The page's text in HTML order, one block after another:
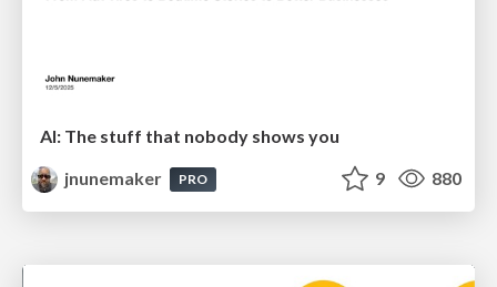
AI: The stuff that nobody shows you
jnunemaker
PRO 9 880